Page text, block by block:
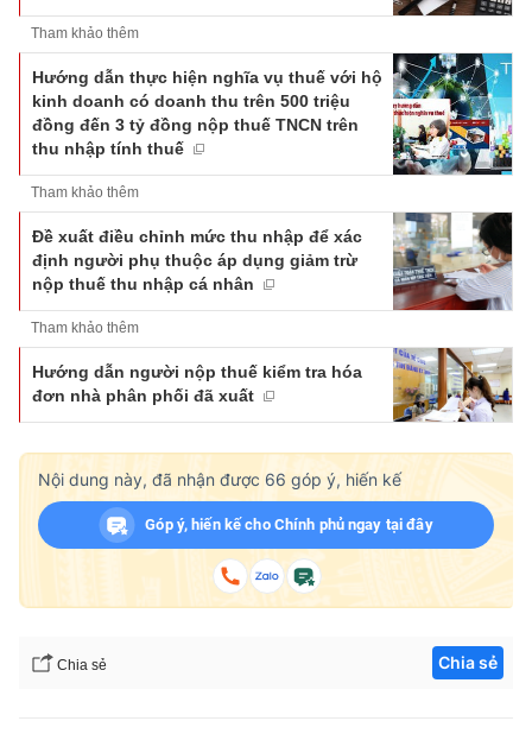
Tham khảo thêm
Hướng dẫn thực hiện nghĩa vụ thuế với hộ
kinh doanh có doanh thu trên 500 triệu
đồng đến 3 tỷ đồng nộp thuế TNCN trên
thu nhập tính thuế
Tham khảo thêm
Đề xuất điều chỉnh mức thu nhập để xác
định người phụ thuộc áp dụng giảm trừ
nộp thuế thu nhập cá nhân
Tham khảo thêm
Hướng dẫn người nộp thuế kiểm tra hóa
đơn nhà phân phối đã xuất
Nội dung này, đã nhận được 66 góp ý, hiến kế
Góp ý, hiến kế cho Chính phủ ngay tại đây
Chia sẻ Chia sẻ